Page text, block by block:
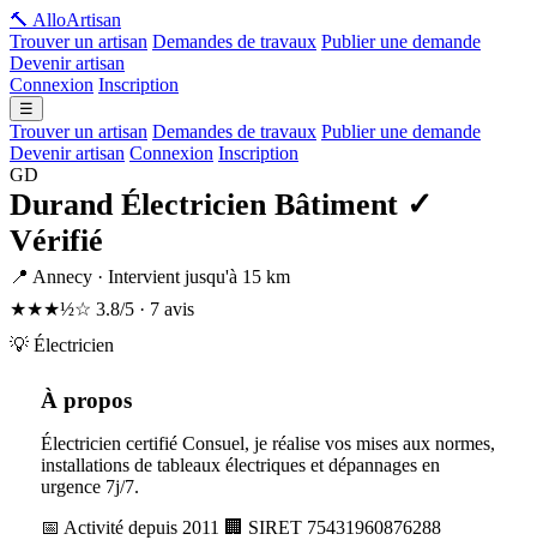
🔨 AlloArtisan
Trouver un artisan Demandes de travaux Publier une demande
Devenir artisan
Connexion Inscription
☰
Trouver un artisan Demandes de travaux Publier une demande
Devenir artisan Connexion Inscription
GD
Durand Électricien Bâtiment ✓
Vérifié
📍 Annecy · Intervient jusqu'à 15 km
★★★½☆ 3.8/5 · 7 avis
💡 Électricien
À propos
Électricien certifié Consuel, je réalise vos mises aux normes,
installations de tableaux électriques et dépannages en
urgence 7j/7.
📅 Activité depuis 2011 🏢 SIRET 75431960876288